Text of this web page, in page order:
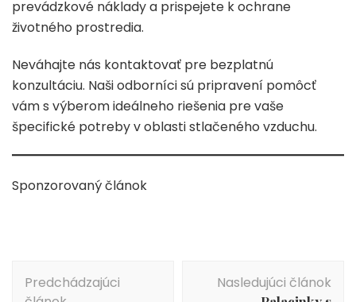
prevádzkové náklady a prispejete k ochrane
životného prostredia.
Neváhajte nás kontaktovať pre bezplatnú
konzultáciu. Naši odborníci sú pripravení pomôcť
vám s výberom ideálneho riešenia pre vaše
špecifické potreby v oblasti stlačeného vzduchu.
Sponzorovaný článok
Navigácia
Predchádzajúci
Nasledujúci článok